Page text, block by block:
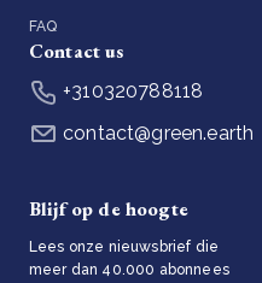
FAQ
Contact us
+310320788118
contact@green.earth
Blijf op de hoogte
Lees onze nieuwsbrief die
meer dan 40.000 abonnees